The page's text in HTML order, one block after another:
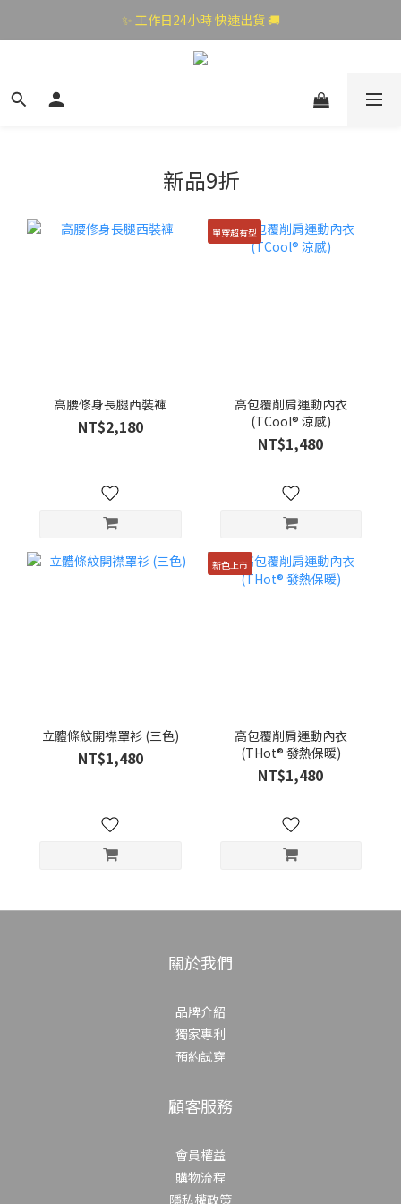
✨ 工作日24小時 快速出貨 🚚
新品9折
高腰修身長腿西裝褲
NT$2,180
單穿超有型
高包覆削肩運動內衣
(TCool® 涼感)
NT$1,480
立體條紋開襟罩衫 (三色)
NT$1,480
新色上市
高包覆削肩運動內衣
(THot® 發熱保暖)
NT$1,480
關於我們
品牌介紹
獨家專利
預約試穿
顧客服務
會員權益
購物流程
隱私權政策